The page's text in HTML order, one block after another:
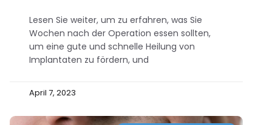
Lesen Sie weiter, um zu erfahren, was Sie
Wochen nach der Operation essen sollten,
um eine gute und schnelle Heilung von
Implantaten zu fördern, und
April 7, 2023